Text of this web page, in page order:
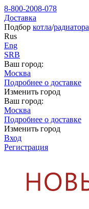
8-800-2008-078
Доставка
Подбор котла/радиатора
Rus
Eng
SRB
Ваш город:
Москва
Подробнее о доставке
Изменить город
Ваш город:
Москва
Подробнее о доставке
Изменить город
Вход
Регистрация